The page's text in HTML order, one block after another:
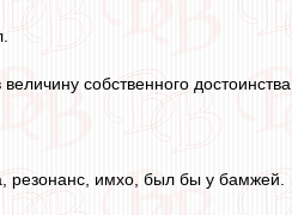
собственного
резонанс, имхо, был бы у бамжей.